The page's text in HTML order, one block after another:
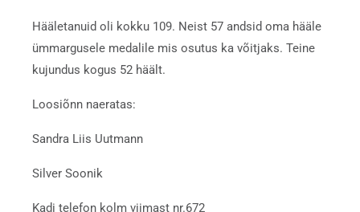
Hääletanuid oli kokku 109. Neist 57 andsid oma hääle
ümmargusele medalile mis osutus ka võitjaks. Teine
kujundus kogus 52 häält.
Loosiõnn naeratas:
Sandra Liis Uutmann
Silver Soonik
Kadi telefon kolm viimast nr.672